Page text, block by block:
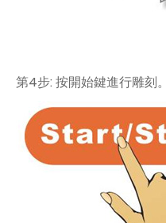
第4步: 按開始鍵進行雕刻。